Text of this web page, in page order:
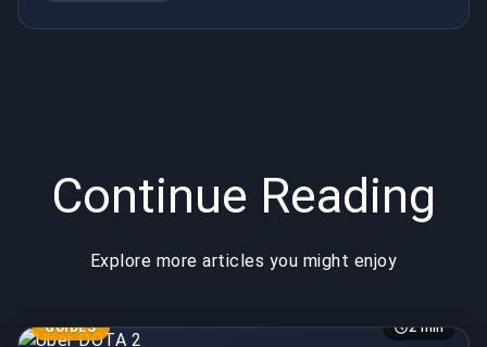
Continue Reading
Explore more articles you might enjoy
GUIDES 2 min